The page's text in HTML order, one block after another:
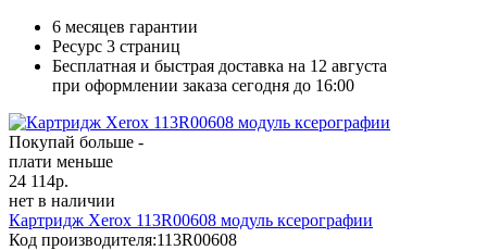
6 месяцев гарантии
Ресурс 3 страниц
Бесплатная и быстрая доставка на 12 августа
при оформлении заказа сегодня до 16:00
Покупай больше -
плати меньше
24 114р.
нет в наличии
Картридж Xerox 113R00608 модуль ксерографии
Код производителя:113R00608